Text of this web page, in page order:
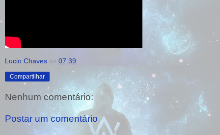
Lucio Chaves às 07:39
Compartilhar
Nenhum comentário:
Postar um comentário